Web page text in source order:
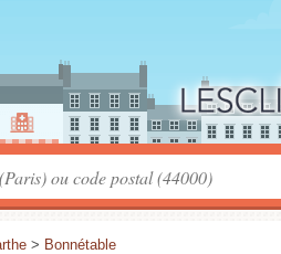
> Bonnétable